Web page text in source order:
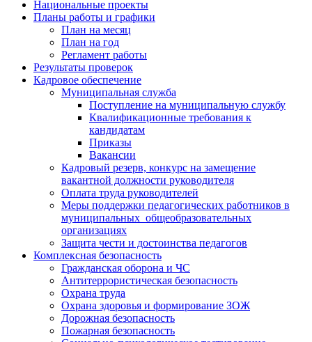
Национальные проекты
Планы работы и графики
План на месяц
План на год
Регламент работы
Результаты проверок
Кадровое обеспечение
Муниципальная служба
Поступление на муниципальную службу
Квалификационные требования к
кандидатам
Приказы
Вакансии
Кадровый резерв, конкурс на замещение
вакантной должности руководителя
Оплата труда руководителей
Меры поддержки педагогических работников в
муниципальных общеобразовательных
организациях
Защита чести и достоинства педагогов
Комплексная безопасность
Гражданская оборона и ЧС
Антитеррористическая безопасность
Охрана труда
Охрана здоровья и формирование ЗОЖ
Дорожная безопасность
Пожарная безопасность